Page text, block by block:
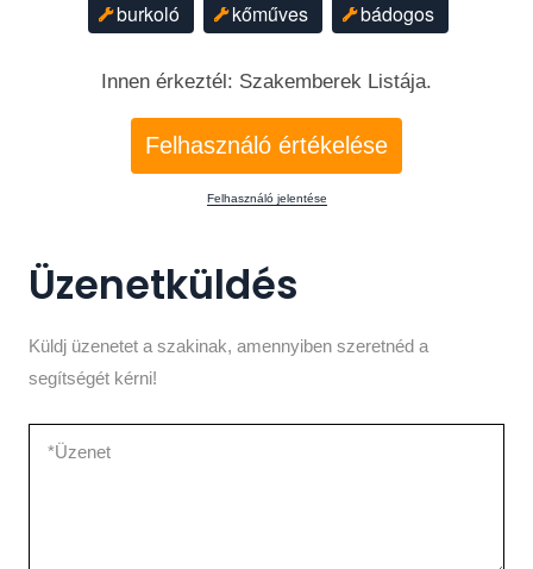
burkoló
kőműves bádogos
Innen érkeztél: Szakemberek Listája.
Felhasználó értékelése
Felhasználó jelentése
Üzenetküldés
Küldj üzenetet a szakinak, amennyiben szeretnéd a
segítségét kérni!